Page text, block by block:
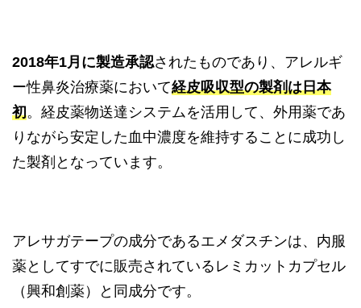
2018年1月に製造承認されたものであり、アレルギ
ー性鼻炎治療薬において経皮吸収型の製剤は日本
初。経皮薬物送達システムを活用して、外用薬であ
りながら安定した血中濃度を維持することに成功し
た製剤となっています。
アレサガテープの成分であるエメダスチンは、内服
薬としてすでに販売されているレミカットカプセル
（興和創薬）と同成分です。